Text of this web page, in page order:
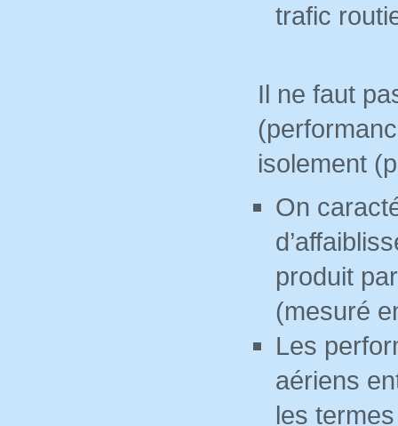
trafic
Il ne faut
isolement
On
produit
(mesuré
Les
aériens
les